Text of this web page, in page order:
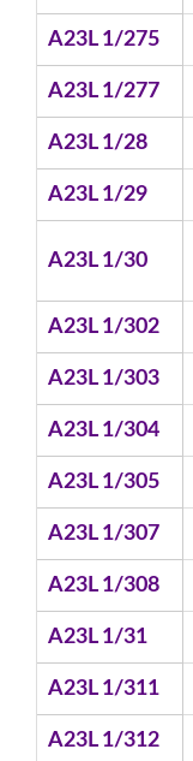
A23L 1/275
A23L 1/277
A23L 1/28
A23L 1/29
A23L 1/30
A23L 1/302
A23L 1/303
A23L 1/304
A23L 1/305
A23L 1/307
A23L 1/308
A23L 1/31
A23L 1/311
A23L 1/312